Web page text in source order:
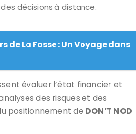
décisions à distance.
de La Fosse : Un Voyage dans
évaluer l’état financier et
des risques et des
positionnement de DON’T NOD